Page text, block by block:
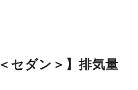
セダン＞】排気量